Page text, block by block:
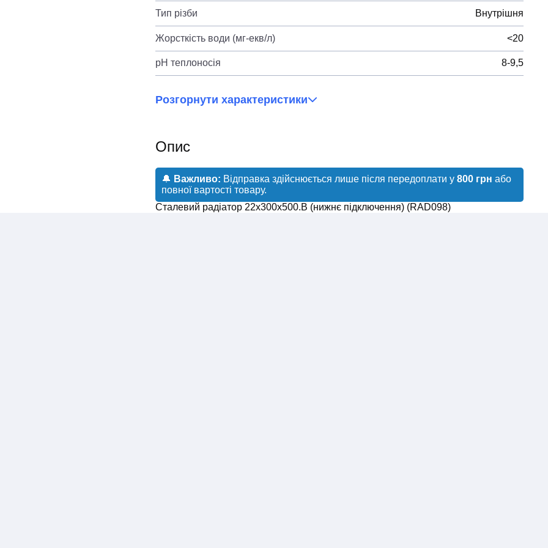
Тип різби Внутрішня
Жорсткість води (мг-екв/л) <20
pH теплоносія 8-9,5
Розгорнути характеристики
Опис
🔔 Важливо: Відправка здійснюється лише після передоплати у 800 грн або
повної вартості товару.
Сталевий радіатор 22х300х500.B (нижнє підключення) (RAD098)